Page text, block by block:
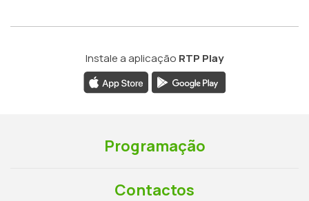
Instale a aplicação RTP Play
Programação
Contactos